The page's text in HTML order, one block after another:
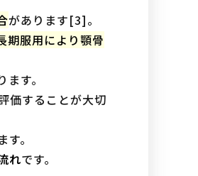
があります[3]。
期服用により顎骨
す。
価することが大切
。
れです。